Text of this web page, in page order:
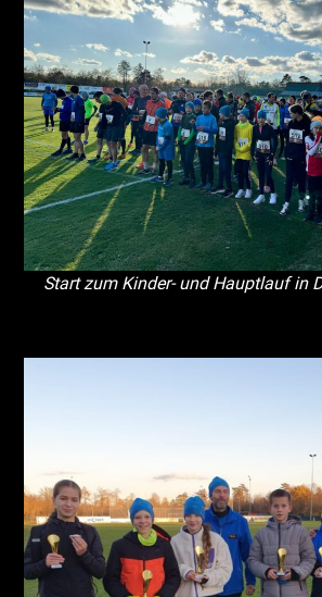
Start zum Kinder- und Hauptlauf in